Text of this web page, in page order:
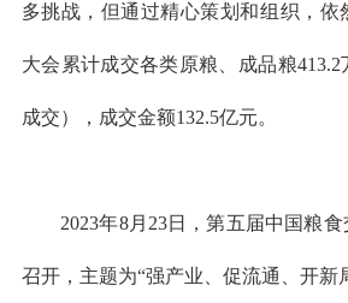
多挑战，但通过精心策划和组织，依
大会累计成交各类原粮、成品粮
成交），成交金额132.5亿元。
2023年8月23日，第五届中国粮食
召开，主题为“强产业、促流通、开新